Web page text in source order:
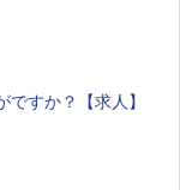
すか？【求人】